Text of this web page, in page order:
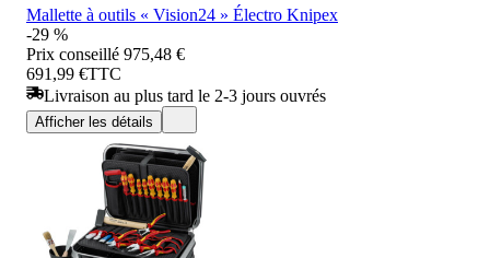
Mallette à outils « Vision24 » Électro Knipex
-29 %
Prix conseillé 975,48 €
691,99 €TTC
Livraison au plus tard le 2-3 jours ouvrés
Afficher les détails